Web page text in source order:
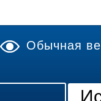
Обычная